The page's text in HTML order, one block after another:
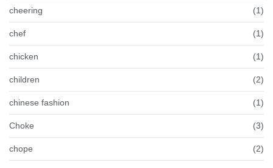
cheering (1)
chef (1)
chicken (1)
children (2)
chinese fashion (1)
Choke (3)
chope (2)